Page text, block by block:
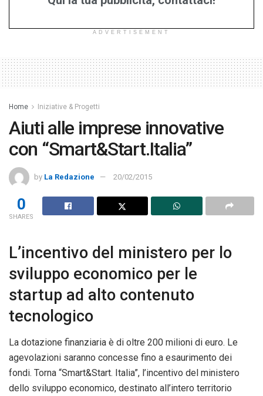
ADVERTISEMENT
Home Iniziative & Progetti
Aiuti alle imprese innovative
con “Smart&Start.Italia”
by La Redazione 20/02/2015
0
SHARES
L’incentivo del ministero per lo
sviluppo economico per le
startup ad alto contenuto
tecnologico
La dotazione finanziaria è di oltre 200 milioni di euro. Le
agevolazioni saranno concesse fino a esaurimento dei
fondi. Torna “Smart&Start. Italia”, l’incentivo del ministero
dello sviluppo economico, destinato all’intero territorio